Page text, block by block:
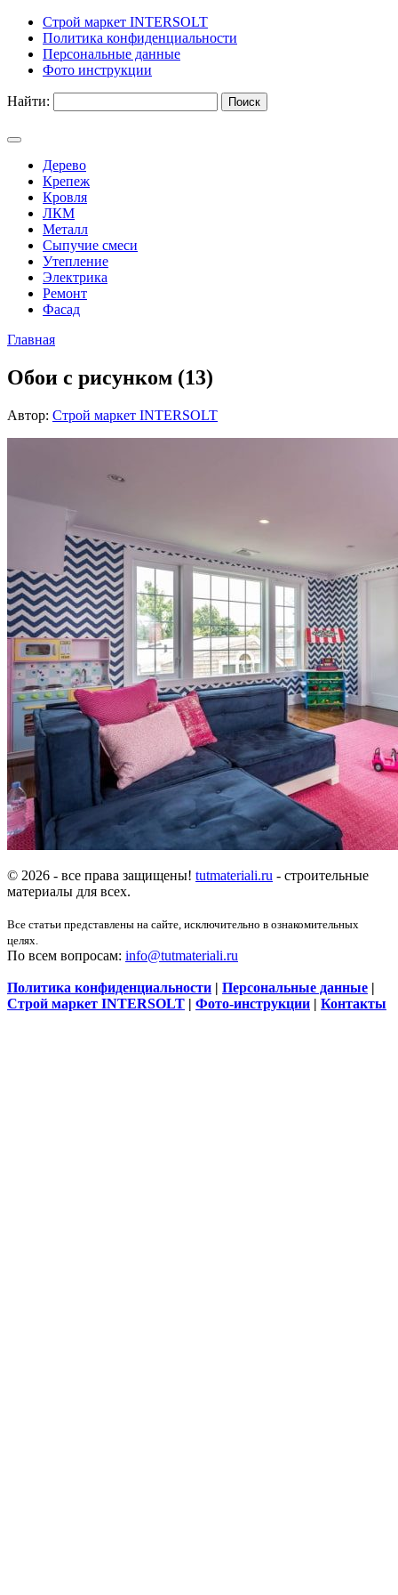
Строй маркет INTERSOLT
Политика конфиденциальности
Персональные данные
Фото инструкции
Найти:
Дерево
Крепеж
Кровля
ЛКМ
Металл
Сыпучие смеси
Утепление
Электрика
Ремонт
Фасад
Главная
Обои с рисунком (13)
Автор: Строй маркет INTERSOLT
© 2026 - все права защищены! tutmateriali.ru - строительные
материалы для всех.
Все статьи представлены на сайте, исключительно в ознакомительных
целях.
По всем вопросам: info@tutmateriali.ru
Политика конфиденциальности | Персональные данные |
Строй маркет INTERSOLT | Фото-инструкции | Контакты